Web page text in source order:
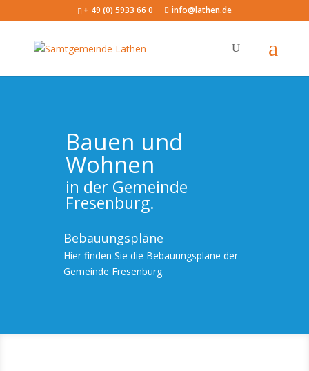
+ 49 (0) 5933 66 0 info@lathen.de
Bauen und
Wohnen
in der Gemeinde
Fresenburg.
Bebauungspläne
Hier finden Sie die Bebauungspläne der
Gemeinde Fresenburg.